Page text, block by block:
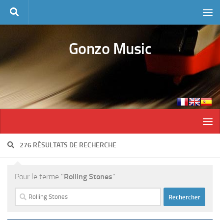
Skip to content
Gonzo Music
276 RÉSULTATS DE RECHERCHE
Pour le terme "Rolling Stones".
Rechercher :